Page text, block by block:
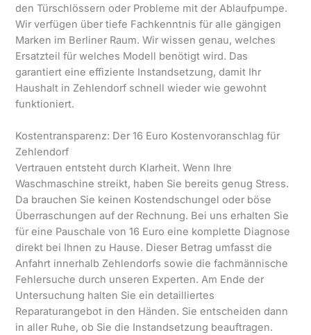
den Türschlössern oder Probleme mit der Ablaufpumpe.
Wir verfügen über tiefe Fachkenntnis für alle gängigen
Marken im Berliner Raum. Wir wissen genau, welches
Ersatzteil für welches Modell benötigt wird. Das
garantiert eine effiziente Instandsetzung, damit Ihr
Haushalt in Zehlendorf schnell wieder wie gewohnt
funktioniert.
Kostentransparenz: Der 16 Euro Kostenvoranschlag für
Zehlendorf
Vertrauen entsteht durch Klarheit. Wenn Ihre
Waschmaschine streikt, haben Sie bereits genug Stress.
Da brauchen Sie keinen Kostendschungel oder böse
Überraschungen auf der Rechnung. Bei uns erhalten Sie
für eine Pauschale von 16 Euro eine komplette Diagnose
direkt bei Ihnen zu Hause. Dieser Betrag umfasst die
Anfahrt innerhalb Zehlendorfs sowie die fachmännische
Fehlersuche durch unseren Experten. Am Ende der
Untersuchung halten Sie ein detailliertes
Reparaturangebot in den Händen. Sie entscheiden dann
in aller Ruhe, ob Sie die Instandsetzung beauftragen.